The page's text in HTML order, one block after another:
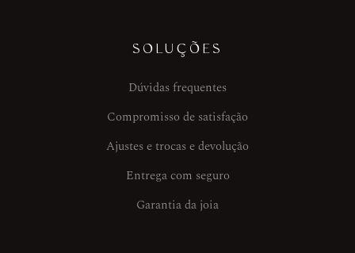
SOLUÇÕES
Dúvidas frequentes
Compromisso de satisfação
Ajustes e trocas e devolução
Entrega com seguro
Garantia da joia